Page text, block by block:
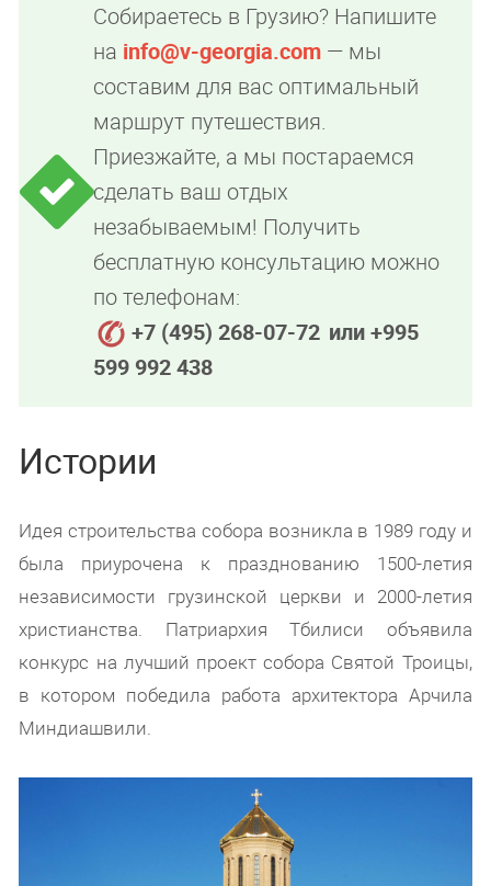
Собираетесь в Грузию? Напишите
на info@v-georgia.com — мы
составим для вас оптимальный
маршрут путешествия.
Приезжайте, а мы постараемся
сделать ваш отдых
незабываемым! Получить
бесплатную консультацию можно
по телефонам:
+7 (495) 268-07-72 или +995
599 992 438
Истории
Идея строительства собора возникла в 1989 году и
была приурочена к празднованию 1500-летия
независимости грузинской церкви и 2000-летия
христианства. Патриархия Тбилиси объявила
конкурс на лучший проект собора Святой Троицы,
в котором победила работа архитектора Арчила
Миндиашвили.